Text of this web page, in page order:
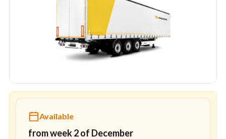
Available
from week 2 of December